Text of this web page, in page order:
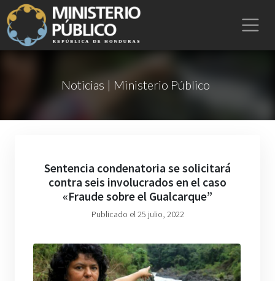
Noticias | Ministerio Público
Sentencia condenatoria se solicitará
contra seis involucrados en el caso
«Fraude sobre el Gualcarque”
Publicado el 25 julio, 2022